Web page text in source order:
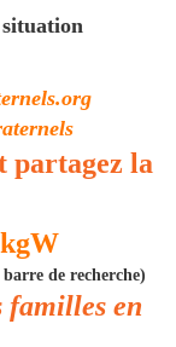
partagez la
de recherche)
familles en